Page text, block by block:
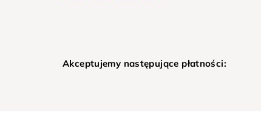
Akceptujemy następujące płatności: